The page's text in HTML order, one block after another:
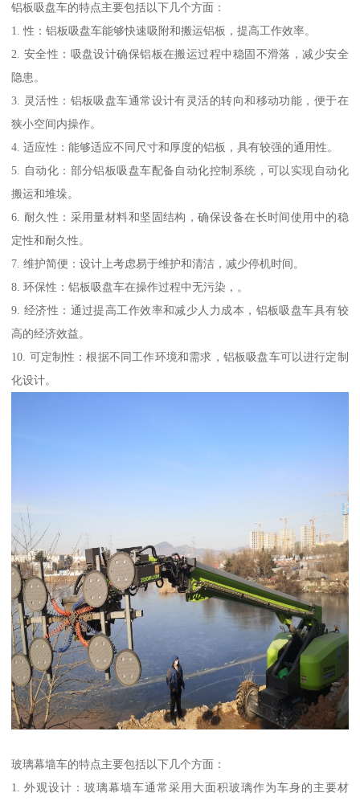
铝板吸盘车的特点主要包括以下几个方面：
1. 性：铝板吸盘车能够快速吸附和搬运铝板，提高工作效率。
2. 安全性：吸盘设计确保铝板在搬运过程中稳固不滑落，减少安全
隐患。
3. 灵活性：铝板吸盘车通常设计有灵活的转向和移动功能，便于在
狭小空间内操作。
4. 适应性：能够适应不同尺寸和厚度的铝板，具有较强的通用性。
5. 自动化：部分铝板吸盘车配备自动化控制系统，可以实现自动化
搬运和堆垛。
6. 耐久性：采用量材料和坚固结构，确保设备在长时间使用中的稳
定性和耐久性。
7. 维护简便：设计上考虑易于维护和清洁，减少停机时间。
8. 环保性：铝板吸盘车在操作过程中无污染，。
9. 经济性：通过提高工作效率和减少人力成本，铝板吸盘车具有较
高的经济效益。
10. 可定制性：根据不同工作环境和需求，铝板吸盘车可以进行定制
化设计。
玻璃幕墙车的特点主要包括以下几个方面：
1. 外观设计：玻璃幕墙车通常采用大面积玻璃作为车身的主要材